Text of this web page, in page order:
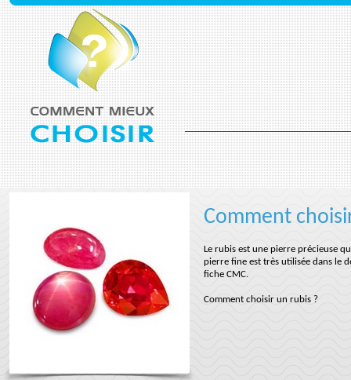
Comment
Le rubis est une pierre précieuse
pierre fine est très utilisée dans le
fiche CMC.
Comment choisir un rubis ?